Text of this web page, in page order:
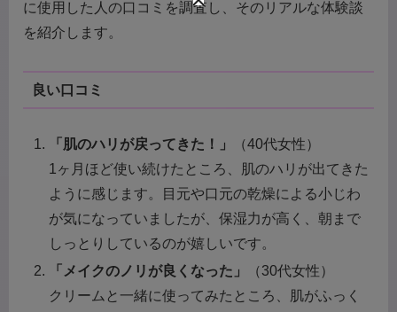
に使用した人の口コミを調査し、そのリアルな体験談
を紹介します。
良い口コミ
「肌のハリが戻ってきた！」
（40代女性）
1ヶ月ほど使い続けたところ、肌のハリが出てきた
ように感じます。目元や口元の乾燥による小じわ
が気になっていましたが、保湿力が高く、朝まで
しっとりしているのが嬉しいです。
「メイクのノリが良くなった」
（30代女性）
クリームと一緒に使ってみたところ、肌がふっく